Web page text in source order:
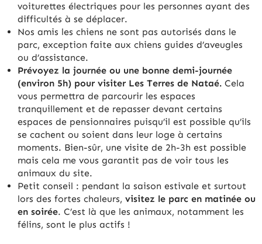
voiturettes électriques pour les personnes ayant des
difficultés à se déplacer.
Nos amis les chiens ne sont pas autorisés dans le
parc, exception faite aux chiens guides d’aveugles
ou d’assistance.
Prévoyez la journée ou une bonne demi-journée
(environ 5h) pour visiter Les Terres de Nataé. Cela
vous permettra de parcourir les espaces
tranquillement et de repasser devant certains
espaces de pensionnaires puisqu’il est possible qu’ils
se cachent ou soient dans leur loge à certains
moments. Bien-sûr, une visite de 2h-3h est possible
mais cela me vous garantit pas de voir tous les
animaux du site.
Petit conseil : pendant la saison estivale et surtout
lors des fortes chaleurs, visitez le parc en matinée ou
en soirée. C’est là que les animaux, notamment les
félins, sont le plus actifs !